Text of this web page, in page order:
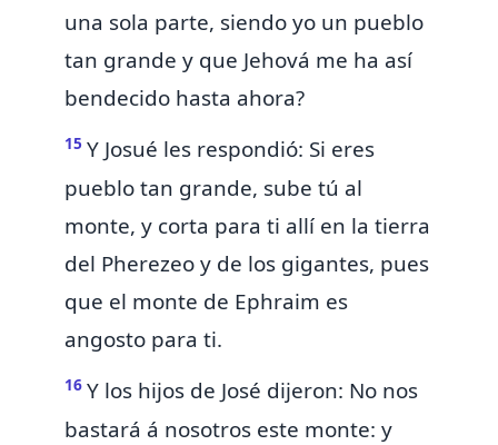
una sola parte, siendo yo un pueblo
tan grande y que Jehová me ha así
bendecido hasta ahora?
15 Y Josué les respondió: Si eres
pueblo tan grande, sube tú al
monte, y corta para ti allí en la tierra
del Pherezeo y de los gigantes, pues
que el monte de Ephraim es
angosto para ti.
16 Y los hijos de José dijeron: No nos
bastará á nosotros este monte: y